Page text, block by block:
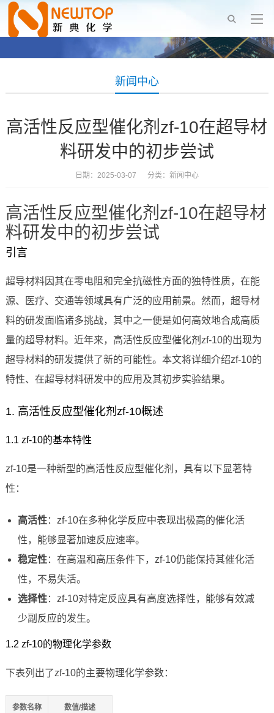
新闻中心
高活性反应型催化剂zf-10在超导材
料研发中的初步尝试
日期：2025-03-07 分类： 新闻中心
高活性反应型催化剂zf-10在超导材
料研发中的初步尝试
引言
超导材料因其在零电阻和完全抗磁性方面的独特性质，在能
源、医疗、交通等领域具有广泛的应用前景。然而，超导材
料的研发面临诸多挑战，其中之一便是如何高效地合成高质
量的超导材料。近年来，高活性反应型催化剂zf-10的出现为
超导材料的研发提供了新的可能性。本文将详细介绍zf-10的
特性、在超导材料研发中的应用及其初步实验结果。
1. 高活性反应型催化剂zf-10概述
1.1 zf-10的基本特性
zf-10是一种新型的高活性反应型催化剂，具有以下显著特
性：
高活性：zf-10在多种化学反应中表现出极高的催化活
性，能够显著加速反应速率。
稳定性：在高温和高压条件下，zf-10仍能保持其催化活
性，不易失活。
选择性：zf-10对特定反应具有高度选择性，能够有效减
少副反应的发生。
1.2 zf-10的物理化学参数
下表列出了zf-10的主要物理化学参数：
参数名称 数值/描述